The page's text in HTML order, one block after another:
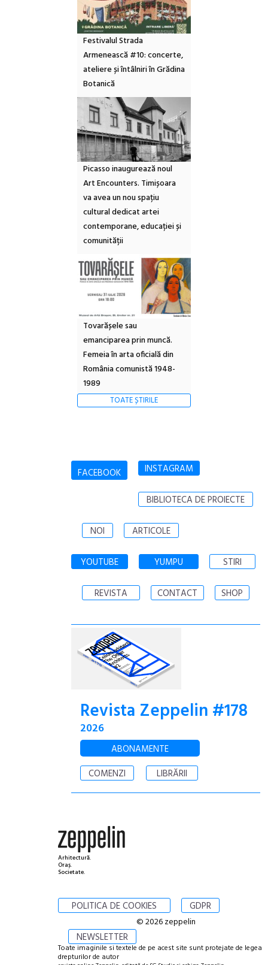
Festivalul Strada
Armenească #10: concerte,
ateliere și întâlniri în Grădina
Botanică
Picasso inaugurează noul
Art Encounters. Timișoara
va avea un nou spațiu
cultural dedicat artei
contemporane, educației și
comunității
Tovarășele sau
emanciparea prin muncă.
Femeia în arta oficială din
România comunistă 1948-
1989
TOATE ȘTIRILE
FACEBOOK INSTAGRAM
BIBLIOTECA DE PROIECTE
NOI ARTICOLE
YOUTUBE YUMPU STIRI
REVISTA CONTACT SHOP
Revista Zeppelin #178
2026
ABONAMENTE
COMENZI
LIBRĂRII
Arhitectură.
Oraș.
Societate.
POLITICA DE COOKIES GDPR
NEWSLETTER
© 2026 zeppelin
Toate imaginile si textele de pe acest site sunt protejate de legea
drepturilor de autor